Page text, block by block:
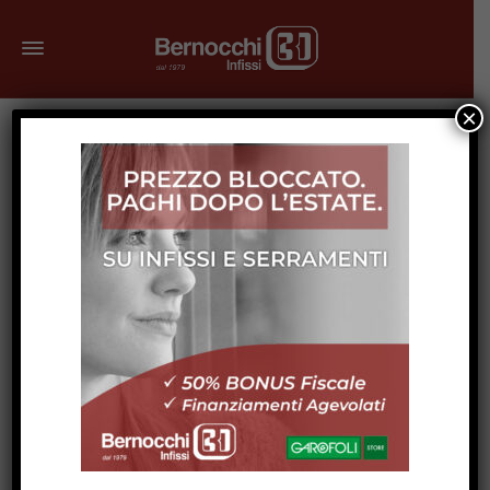
Novembre 2, 2023
Organizzare il Guardaroba durante il
Cambio di Stagione: Consigli Pratici di
×